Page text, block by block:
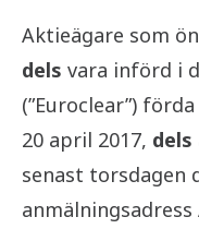
Aktieägare som
dels vara införd i
(”Euroclear”)
20 april 2017, dels
senast torsdagen
anmälningsadress